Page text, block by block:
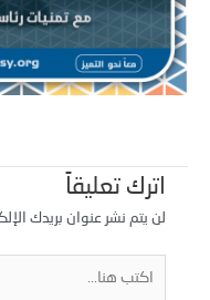
اترك تعليقاً
لن يتم نشر عنوان بريدك الإلكتروني.